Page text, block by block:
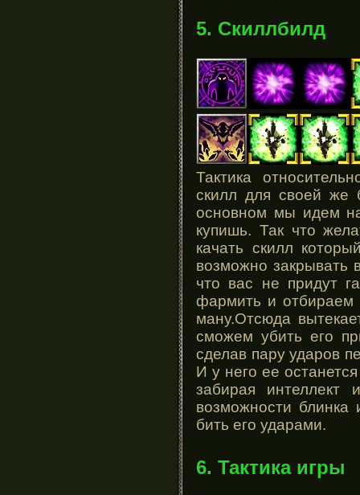
5. Скиллбилд
Тактика
скилл для своей же
основном мы идем
купишь. Так что
качать скилл
возможно закрывать
что вас не придут
фармить и отбираем
ману.Отсюда
сможем убить его
сделав пару ударов
И у него ее
забирая
возможности
бить его ударами.
6. Тактика игры